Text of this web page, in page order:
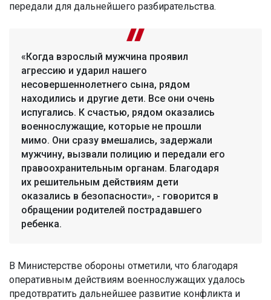
передали для дальнейшего разбирательства.
«Когда взрослый мужчина проявил
агрессию и ударил нашего
несовершеннолетнего сына, рядом
находились и другие дети. Все они очень
испугались. К счастью, рядом оказались
военнослужащие, которые не прошли
мимо. Они сразу вмешались, задержали
мужчину, вызвали полицию и передали его
правоохранительным органам. Благодаря
их решительным действиям дети
оказались в безопасности», - говорится в
обращении родителей пострадавшего
ребенка.
В Министерстве обороны отметили, что благодаря
оперативным действиям военнослужащих удалось
предотвратить дальнейшее развитие конфликта и